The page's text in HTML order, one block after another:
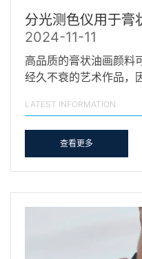
2024-11-11
高品质的膏状油画颜料
经久不衰的艺术作品，
LATEST INFORMATION
查看更多